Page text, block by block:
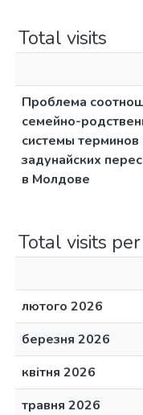
Total visits
Проблема
семейно-
системы
задунайских
в Молдове
Total visits
лютого 2026
березня 2026
квітня 2026
травня 2026